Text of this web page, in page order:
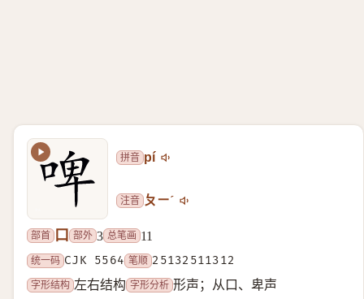
拼音 pí
注音 ㄆㄧˊ
部首 口 部外 3 总笔画 11
统一码 CJK 5564 笔顺 25132511312
字形结构 左右结构 字形分析 形声；从口、卑声